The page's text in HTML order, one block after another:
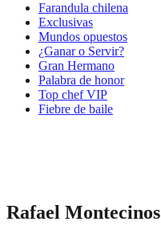
Farandula chilena
Exclusivas
Mundos opuestos
¿Ganar o Servir?
Gran Hermano
Palabra de honor
Top chef VIP
Fiebre de baile
Rafael Montecinos